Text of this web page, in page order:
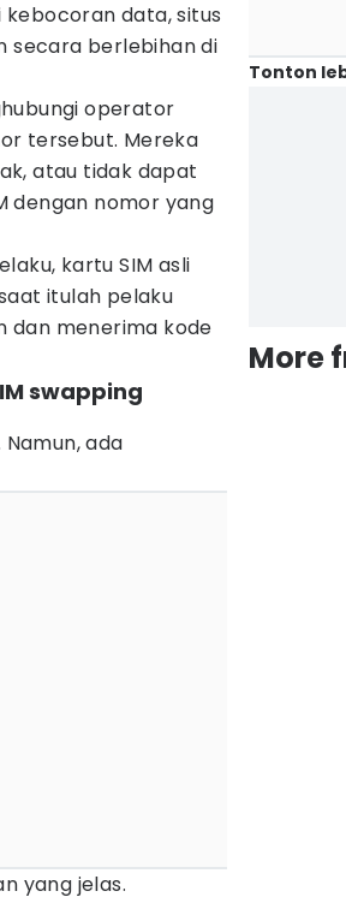
kebocoran data, situs
secara berlebihan di
operator
tersebut. Mereka
atau tidak dapat
dengan nomor yang
kartu SIM asli
itulah pelaku
dan menerima kode
swapping
ada
yang jelas.
Tonton
More